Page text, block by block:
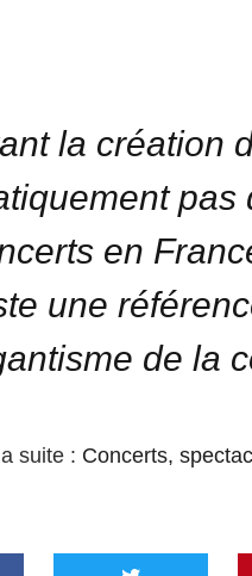
la création
pas
en
une
de la
suite : Concerts,